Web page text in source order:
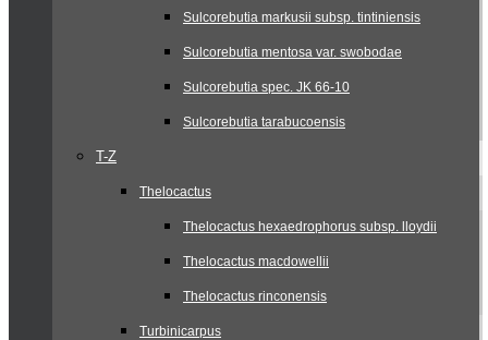
Sulcorebutia markusii subsp. tintiniensis
Sulcorebutia mentosa var. swobodae
Sulcorebutia spec. JK 66-10
Sulcorebutia tarabucoensis
T-Z
Thelocactus
Thelocactus hexaedrophorus subsp. lloydii
Thelocactus macdowellii
Thelocactus rinconensis
Turbinicarpus